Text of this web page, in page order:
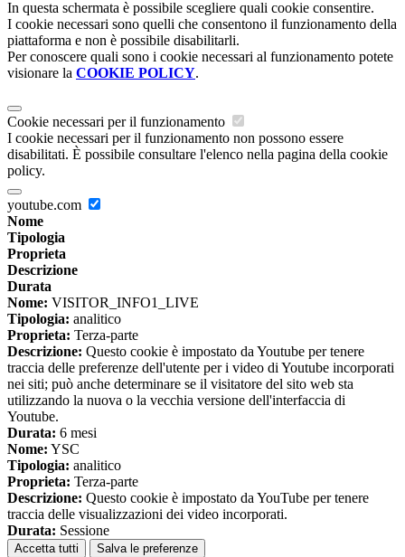
In questa schermata è possibile scegliere quali cookie consentire.
I cookie necessari sono quelli che consentono il funzionamento della
piattaforma e non è possibile disabilitarli.
Per conoscere quali sono i cookie necessari al funzionamento potete
visionare la COOKIE POLICY.
Cookie necessari per il funzionamento
I cookie necessari per il funzionamento non possono essere
disabilitati. È possibile consultare l'elenco nella pagina della cookie
policy.
youtube.com
Nome
Tipologia
Proprieta
Descrizione
Durata
Nome: VISITOR_INFO1_LIVE
Tipologia: analitico
Proprieta: Terza-parte
Descrizione: Questo cookie è impostato da Youtube per tenere
traccia delle preferenze dell'utente per i video di Youtube incorporati
nei siti; può anche determinare se il visitatore del sito web sta
utilizzando la nuova o la vecchia versione dell'interfaccia di
Youtube.
Durata: 6 mesi
Nome: YSC
Tipologia: analitico
Proprieta: Terza-parte
Descrizione: Questo cookie è impostato da YouTube per tenere
traccia delle visualizzazioni dei video incorporati.
Durata: Sessione
Accetta tutti Salva le preferenze